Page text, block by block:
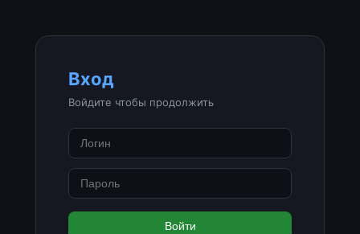
Вход
Войдите чтобы продолжить
Войти